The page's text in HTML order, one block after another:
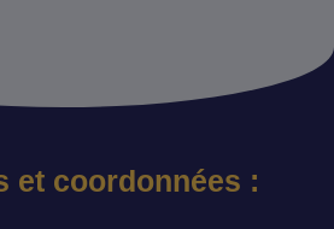
et coordonnées :